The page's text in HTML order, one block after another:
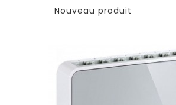
Nouveau produit